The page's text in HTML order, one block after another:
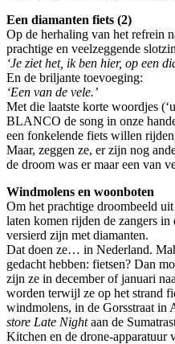
Een diamanten fiets (2)
Op de herhaling van het refrein
prachtige en veelzeggende
‘Je ziet het, ik ben hier, op een
En de briljante toevoeging:
‘Een van de vele.’
Met die laatste korte woordjes
BLANCO de song in onze
een fonkelende fiets willen
Maar, zeggen ze, er zijn nog
de droom was er maar een van
Windmolens en woonboten
Om het prachtige droombeeld
laten komen rijden de zangers
versierd zijn met diamanten.
Dat doen ze… in Nederland.
gedacht hebben: fietsen? Dan
zijn ze in december of januari
worden terwijl ze op het strand
windmolens, in de Gorsstraat in
store Late Nightaan de
Kitchen en de drone-apparatuur